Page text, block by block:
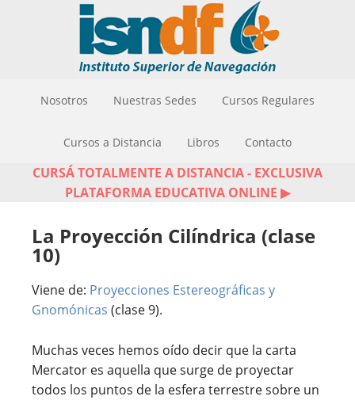
Nosotros Nuestras Sedes Cursos Regulares
Cursos a Distancia Libros Contacto
CURSÁ TOTALMENTE A DISTANCIA - EXCLUSIVA
PLATAFORMA EDUCATIVA ONLINE ▶
La Proyección Cilíndrica (clase
10)
Viene de: Proyecciones Estereográficas y
Gnomónicas (clase 9).
Muchas veces hemos oído decir que la carta
Mercator es aquella que surge de proyectar
todos los puntos de la esfera terrestre sobre un